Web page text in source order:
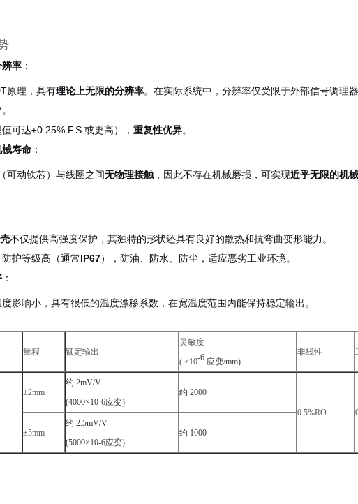
辨率 ：
原理，具有理论上无限的分辨率。在实际系统中，分辨率仅受限于外部信号调理
值可达±0.25% F.S.或更高），重复性优异。
寿命 ：
可动铁芯）与线圈之间无物理接触 ，因此不存在机械磨损，可实现近乎无限的机
不仅提供高强度保护，其独特的形状还具有良好的散热和抗弯曲变形能力。
护等级高（通常IP67），防油、防水、防尘，适应恶劣工业环境。
：
影响小，具有很低的温度漂移系数，在宽温度范围内能保持稳定输出。
量程 额定输出
灵敏度
( ×10-6 应变/mm)
非线性
±2mm
约 2mV/V
(4000×10-6应变)
约 2000
0.5%RO
±5mm
约 2.5mV/V
(5000×10-6应变)
约 1000